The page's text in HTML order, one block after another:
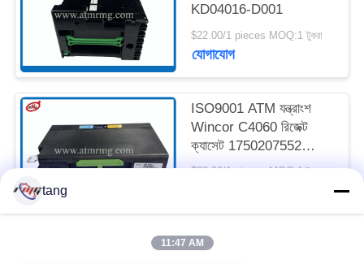
গোপনীয়তা
KD04016-D001
$22.00/1 pieces MOQ:1 টুকরা
যোগাযোগ
ISO9001 ATM যন্ত্রাংশ
Wincor C4060 রিজেক্ট
ক্যাসেট 1750207552
01750207552
$22.00/1 pieces MOQ:1 টুকরা
tang
11:47 AM